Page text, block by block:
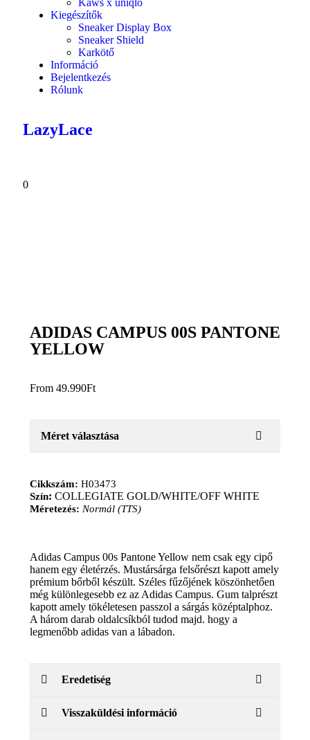
Kaws x uniqlo
Kiegészítők
Sneaker Display Box
Sneaker Shield
Karkötő
Információ
Bejelentkezés
Rólunk
LazyLace
0
ADIDAS CAMPUS 00S PANTONE
YELLOW
From 49.990Ft
Méret választása
Cikkszám: H03473
Szín: COLLEGIATE GOLD/WHITE/OFF WHITE
Méretezés: Normál (TTS)
Adidas Campus 00s Pantone Yellow nem csak egy cipő
hanem egy életérzés. Mustársárga felsőrészt kapott amely
prémium bőrből készült. Széles fűzőjének köszönhetően
még különlegesebb ez az Adidas Campus. Gum talprészt
kapott amely tökéletesen passzol a sárgás középtalphoz.
A három darab oldalcsíkból tudod majd. hogy a
legmenőbb adidas van a lábadon.
Eredetiség
Visszaküldési információ